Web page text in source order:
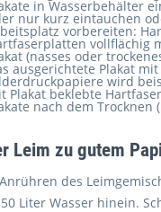
in Wasserbehälter
nur kurz eintauchen
vorbereiten:
vollflächig
(nasses oder
ausgerichtete Plakat
wird
Plakat beklebte
nach dem
Leim zu gutem
des
Liter Wasser hinein.